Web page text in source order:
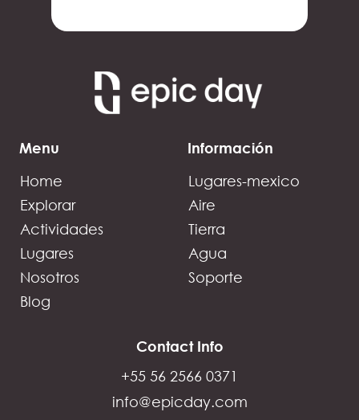
Menu
Home
Explorar
Actividades
Lugares
Nosotros
Blog
Información
Lugares-mexico
Aire
Tierra
Agua
Soporte
Contact Info
+55 56 2566 0371
info@epicday.com